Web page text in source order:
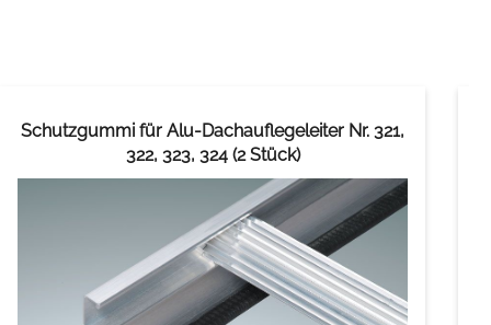
Schutzgummi für Alu-Dachauflegeleiter Nr. 321,
322, 323, 324 (2 Stück)